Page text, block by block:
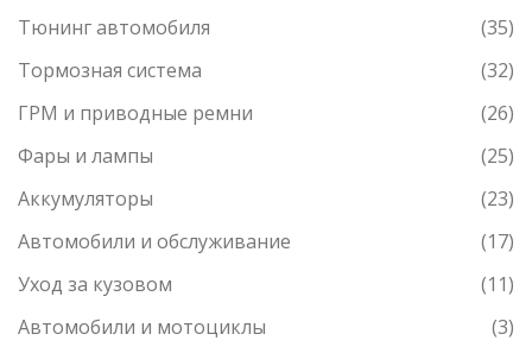
Тюнинг автомобиля
(35)
Тормозная система
(32)
ГРМ и приводные ремни
(26)
Фары и лампы
(25)
Аккумуляторы
(23)
Автомобили и обслуживание
(17)
Уход за кузовом
(11)
Автомобили и мотоциклы
(3)